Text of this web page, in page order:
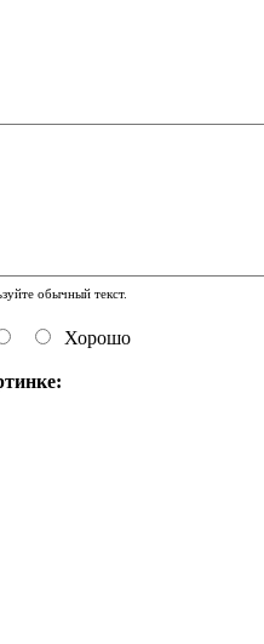
обычный текст.
Хорошо